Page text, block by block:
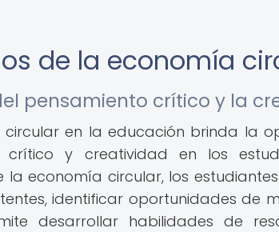
de la economía
pensamiento crítico y la
circular en la educación brinda la
crítico y creatividad en los
la economía circular, los
identificar oportunidades de
desarrollar habilidades de